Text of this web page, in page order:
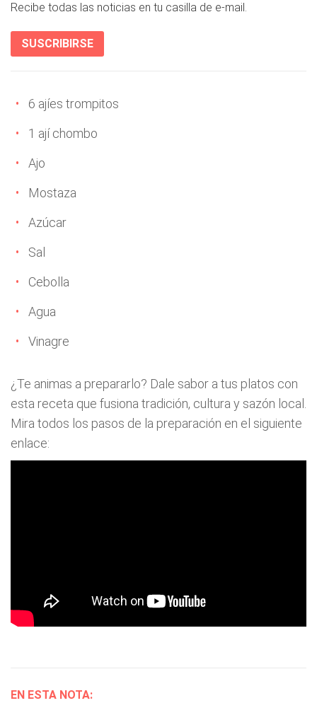
Recibe todas las noticias en tu casilla de e-mail.
SUSCRIBIRSE
6 ajíes trompitos
1 ají chombo
Ajo
Mostaza
Azúcar
Sal
Cebolla
Agua
Vinagre
¿Te animas a prepararlo? Dale sabor a tus platos con
esta receta que fusiona tradición, cultura y sazón local.
Mira todos los pasos de la preparación en el siguiente
enlace:
EN ESTA NOTA: